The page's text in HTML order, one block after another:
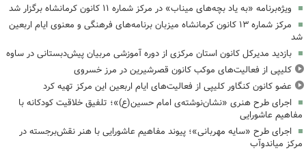
ویژه‌برنامه «به یاد بچه‌های میناب» در مرکز شماره ۱۱ کانون کرمانشاه برگزار شد
مرکز شماره ۱۳ کانون کرمانشاه میزبان برنامه‌های فرهنگی و معنوی ایام اربعین
شد
بازدید مدیرکل کانون استان مرکزی از دوره آموزشی مربیان پیش‌دبستانی در ساوه
کلیپی از فعالیت‌های موکب کانون قصرشیرین در مرز خسروی
عضو کانون کنگاور کلیپی از فعالیت‌های ایام اربعین این مرکز تهیه کرد
اجرای طرح هنری «نشان‌نوشته‌ی امام حسین(ع)»؛ تلفیق خلاقیت کودکانه با
مفاهیم عاشورایی
اجرای طرح «سایه مهربانی»؛ پیوند مفاهیم عاشورایی با هنر نقش‌برجسته در
مرکز میاندوآب